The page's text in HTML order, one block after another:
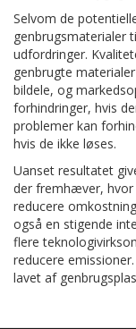
Selvom de
genbrugsmaterialer
udfordringer.
genbrugte
bildele, og
forhindringer, hvis
problemer kan
hvis de ikke løses.
Uanset resultatet
der fremhæver,
reducere
også en stigende
flere
reducere
lavet af